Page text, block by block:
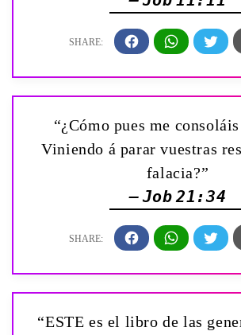
“¿Cómo pues me
Viniendo á parar vuestras
falacia?”
— Job 21:34
“ESTE es el libro de las